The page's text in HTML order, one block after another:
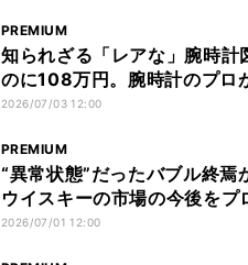
PREMIUM
知られざる「レアな」腕時
のに108万円。腕時計のプロ
ウォッチ
2026/07/03 12:00
PREMIUM
“異常状態”だったバブル終
ウイスキーの市場の今後をプ
2026/07/01 12:00